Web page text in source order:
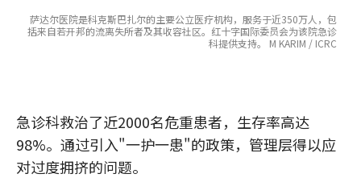
萨达尔医院是科克斯巴扎尔的主要公立医疗机构，服务于近350万人，包
括来自若开邦的流离失所者及其收容社区。红十字国际委员会为该院急诊
科提供支持。 M KARIM / ICRC
急诊科救治了近2000名危重患者，生存率高达
98%。通过引入"一护一患"的政策，管理层得以应
对过度拥挤的问题。